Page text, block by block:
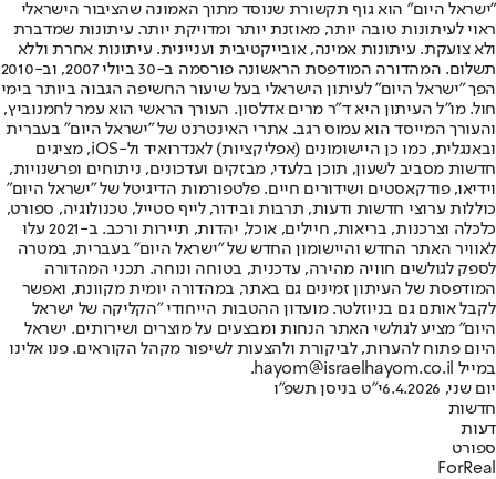
"ישראל היום" הוא גוף תקשורת שנוסד מתוך האמונה שהציבור הישראלי
ראוי לעיתונות טובה יותר, מאוזנת יותר ומדויקת יותר. עיתונות שמדברת
ולא צועקת. עיתונות אמינה, אובייקטיבית ועניינית. עיתונות אחרת וללא
תשלום. המהדורה המודפסת הראשונה פורסמה ב-30 ביולי 2007, וב-2010
הפך "ישראל היום" לעיתון הישראלי בעל שיעור החשיפה הגבוה ביותר בימי
חול. מו"ל העיתון היא ד"ר מרים אדלסון. העורך הראשי הוא עמר לחמנוביץ,
והעורך המייסד הוא עמוס רגב. אתרי האינטרנט של "ישראל היום" בעברית
ובאנגלית, כמו כן היישומונים (אפליקציות) לאנדרואיד ול-iOS, מציגים
חדשות מסביב לשעון, תוכן בלעדי, מבזקים ועדכונים, ניתוחים ופרשנויות,
וידיאו, פודקאסטים ושידורים חיים. פלטפורמות הדיגיטל של "ישראל היום"
כוללות ערוצי חדשות ודעות, תרבות ובידור, לייף סטייל, טכנולוגיה, ספורט,
כלכלה וצרכנות, בריאות, חיילים, אוכל, יהדות, תיירות ורכב. ב-2021 עלו
לאוויר האתר החדש והיישומון החדש של "ישראל היום" בעברית, במטרה
לספק לגולשים חוויה מהירה, עדכנית, בטוחה ונוחה. תכני המהדורה
המודפסת של העיתון זמינים גם באתר, במהדורה יומית מקוונת, ואפשר
לקבל אותם גם בניוזלטר. מועדון ההטבות הייחודי "הקליקה של ישראל
היום" מציע לגולשי האתר הנחות ומבצעים על מוצרים ושירותים. ישראל
היום פתוח להערות, לביקורת ולהצעות לשיפור מקהל הקוראים. פנו אלינו
במייל hayom@israelhayom.co.il.
יום שני, 6.4.2026
י"ט בניסן תשפ"ו
חדשות
דעות
ספורט
ForReal